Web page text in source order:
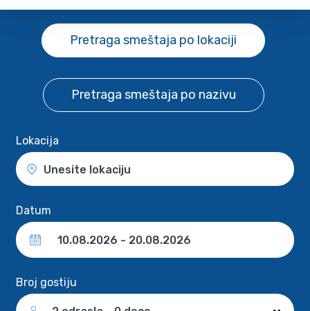
Pretraga smeštaja po lokaciji
Pretraga smeštaja po nazivu
Lokacija
Unesite lokaciju
Datum
Broj gostiju